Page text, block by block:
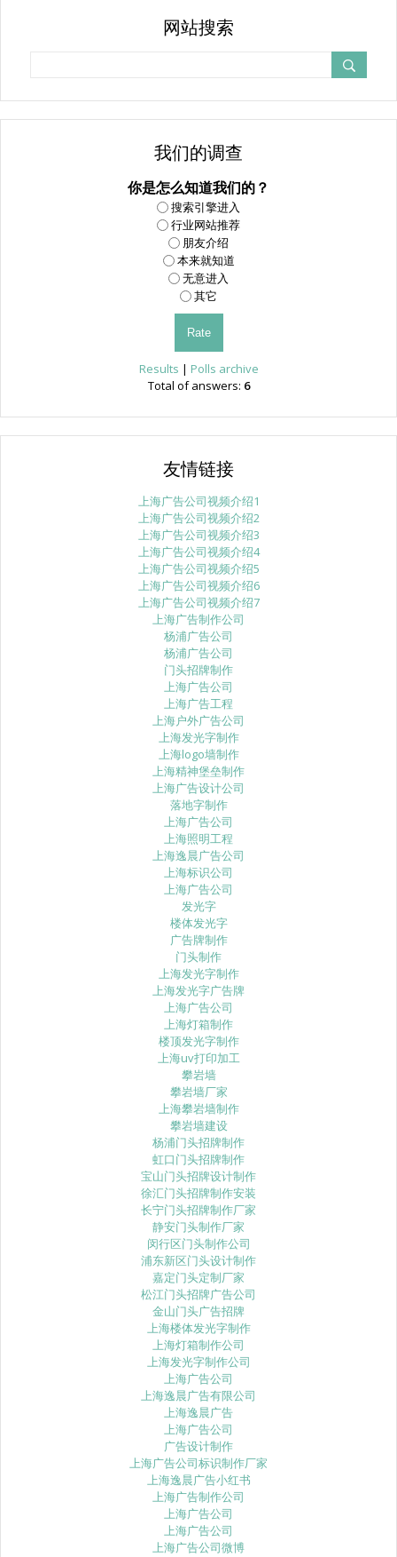
网站搜索
我们的调查
你是怎么知道我们的？
搜索引擎进入
行业网站推荐
朋友介绍
本来就知道
无意进入
其它
Results | Polls archive
Total of answers: 6
友情链接
上海广告公司视频介绍1
上海广告公司视频介绍2
上海广告公司视频介绍3
上海广告公司视频介绍4
上海广告公司视频介绍5
上海广告公司视频介绍6
上海广告公司视频介绍7
上海广告制作公司
杨浦广告公司
杨浦广告公司
门头招牌制作
上海广告公司
上海广告工程
上海户外广告公司
上海发光字制作
上海logo墙制作
上海精神堡垒制作
上海广告设计公司
落地字制作
上海广告公司
上海照明工程
上海逸晨广告公司
上海标识公司
上海广告公司
发光字
楼体发光字
广告牌制作
门头制作
上海发光字制作
上海发光字广告牌
上海广告公司
上海灯箱制作
楼顶发光字制作
上海uv打印加工
攀岩墙
攀岩墙厂家
上海攀岩墙制作
攀岩墙建设
杨浦门头招牌制作
虹口门头招牌制作
宝山门头招牌设计制作
徐汇门头招牌制作安装
长宁门头招牌制作厂家
静安门头制作厂家
闵行区门头制作公司
浦东新区门头设计制作
嘉定门头定制厂家
松江门头招牌广告公司
金山门头广告招牌
上海楼体发光字制作
上海灯箱制作公司
上海发光字制作公司
上海广告公司
上海逸晨广告有限公司
上海逸晨广告
上海广告公司
广告设计制作
上海广告公司标识制作厂家
上海逸晨广告小红书
上海广告制作公司
上海广告公司
上海广告公司
上海广告公司微博